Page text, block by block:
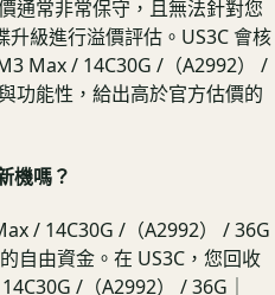
通常非常保守，且無法針對您
升級進行溢價評估。US3C 會核
Max / 14C30G /（A2992） /
功能性，給出高於官方估價的
機嗎？
/ 14C30G /（A2992） / 36G
自由資金。在 US3C，您回收
/（A2992） / 36G｜